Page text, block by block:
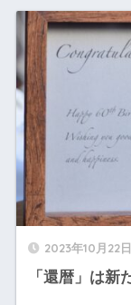
2023年10月22日
「還暦」は新